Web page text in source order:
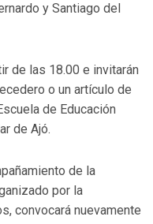
y Santiago del
de las 18.00 e invitarán
o un artículo de
de Educación
de Ajó.
de la
por la
convocará nuevamente